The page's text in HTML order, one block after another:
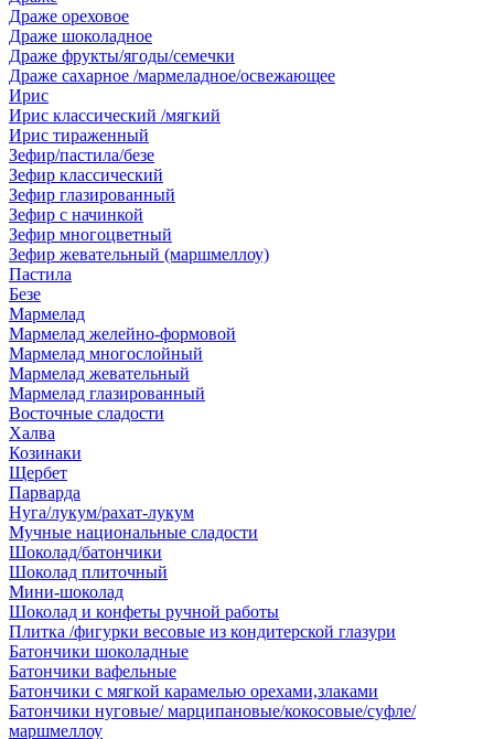
Драже ореховое
Драже шоколадное
Драже фрукты/ягоды/семечки
Драже сахарное /мармеладное/освежающее
Ирис
Ирис классический /мягкий
Ирис тираженный
Зефир/пастила/безе
Зефир классический
Зефир глазированный
Зефир с начинкой
Зефир многоцветный
Зефир жевательный (маршмеллоу)
Пастила
Безе
Мармелад
Мармелад желейно-формовой
Мармелад многослойный
Мармелад жевательный
Мармелад глазированный
Восточные сладости
Халва
Козинаки
Щербет
Парварда
Нуга/лукум/рахат-лукум
Мучные национальные сладости
Шоколад/батончики
Шоколад плиточный
Мини-шоколад
Шоколад и конфеты ручной работы
Плитка /фигурки весовые из кондитерской глазури
Батончики шоколадные
Батончики вафельные
Батончики с мягкой карамелью орехами,злаками
Батончики нуговые/ марципановые/кокосовые/суфле/
маршмеллоу